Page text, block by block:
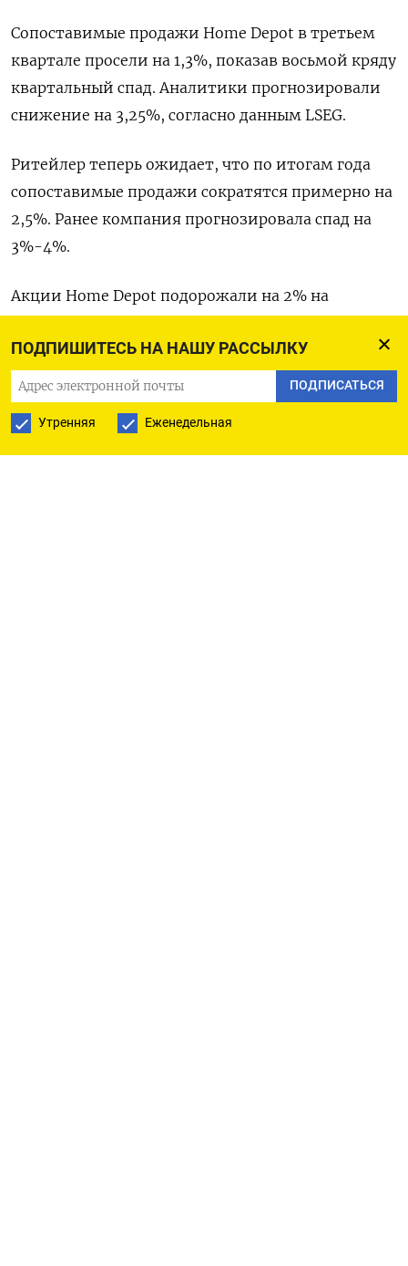
ПОДПИШИТЕСЬ НА НАШУ РАССЫЛКУ
ПОДПИСАТЬСЯ
Утренняя Еженедельная
Сопоставимые продажи Home Depot в третьем
квартале просели на 1,3%, показав восьмой кряду
квартальный спад. Аналитики прогнозировали
снижение на 3,25%, согласно данным LSEG.
Ритейлер теперь ожидает, что по итогам года
сопоставимые продажи сократятся примерно на
2,5%. Ранее компания прогнозировала спад на
3%-4%.
Акции Home Depot подорожали на 2% на
прибавили в стоимости уже 18%.
Оригинал сообщения на английском языке
доступен по коду: